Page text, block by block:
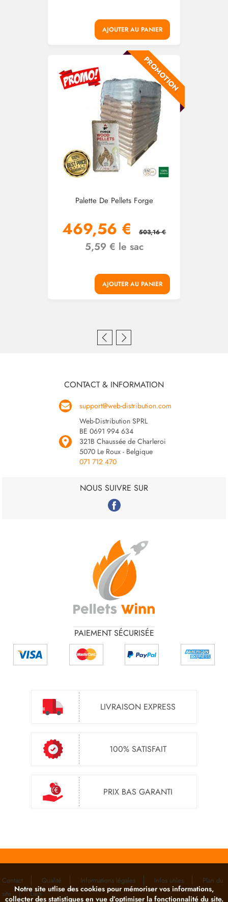
AJOUTER AU PANIER
PROMOTION
Palette De Pellets Forge
469,56 € 503,16 €
5,59 € le sac
AJOUTER AU PANIER
CONTACT & INFORMATION
support@web-distribution.com
Web-Distribution SPRL
BE 0691 994 634
321B Chaussée de Charleroi
5070 Le Roux - Belgique
071 712 470
NOUS SUIVRE SUR
PAIEMENT SÉCURISÉE
LIVRAISON EXPRESS
100% SATISFAIT
PRIX BAS GARANTI
Contact Qualité Informations légales Infos utiles
Plan du
site
Lien
Notre site utlise des cookies pour mémoriser vos informations,
collecter des statistiques en vue d’optimiser la fonctionnalité du site.